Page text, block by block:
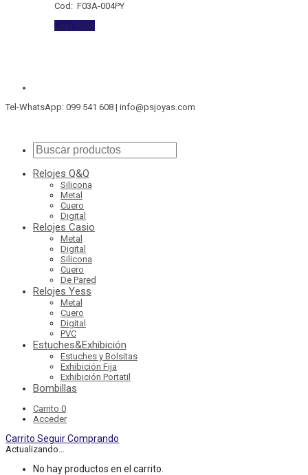
Cod: F03A-004PY
Leer más
Tel-WhatsApp: 099 541 608 | info@psjoyas.com
Relojes Q&Q
Silicona
Metal
Cuero
Digital
Relojes Casio
Metal
Digital
Silicona
Cuero
De Pared
Relojes Yess
Metal
Cuero
Digital
PVC
Estuches&Exhibición
Estuches y Bolsitas
Exhibición Fija
Exhibición Portatil
Bombillas
Carrito 0
Acceder
Carrito Seguir Comprando
Actualizando…
No hay productos en el carrito.